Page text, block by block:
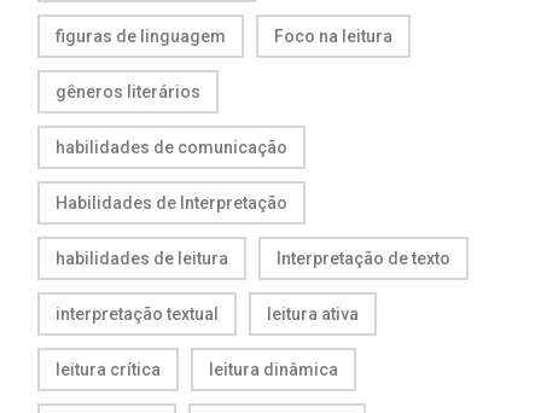
figuras de linguagem Foco na leitura
gêneros literários
habilidades de comunicação
Habilidades de Interpretação
habilidades de leitura Interpretação de texto
interpretação textual leitura ativa
leitura crítica leitura dinâmica